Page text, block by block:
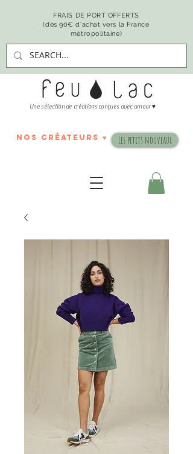
Une sélection de créations conçues avec amour♥
FRAIS DE PORT OFFERTS
(dès 90€ d'achat vers la France
métropolitaine)
nos créateurs ♥ Les petits nouveaux